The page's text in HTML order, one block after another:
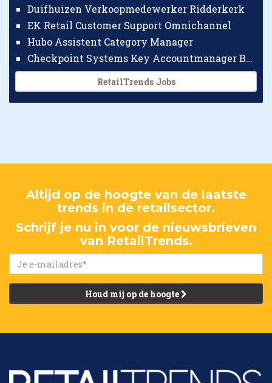
Duifhuizen Verkoopmedewerker Ridderkerk
EK Retail Customer Support Omnichannel
Hubo Assistent Category Manager
Checkpoint Systems Key Accountmanager Benelux
RetailTrends Jobs
Altijd op de hoogte van de laatste
trends in de retailsector.
Schrijf je nu in voor de nieuwsbrieven
van RetailTrends.
Houd mij op de hoogte